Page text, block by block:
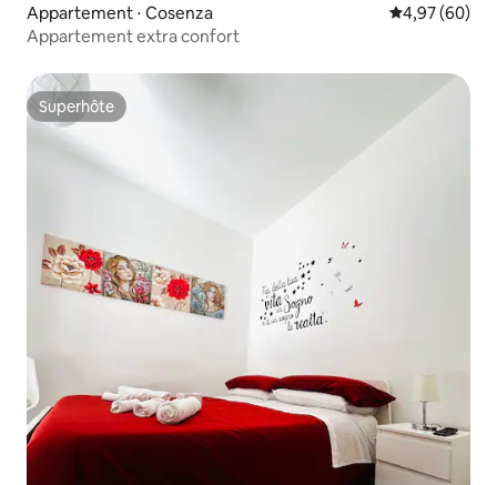
Appartement ⋅ Cosenza Évaluation
4,97 (60)
Appartement extra confort
Superhôte
Superhôte